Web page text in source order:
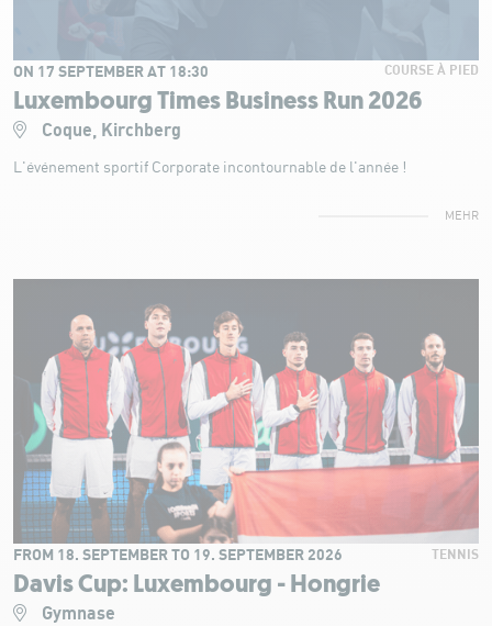
ON 17 SEPTEMBER AT 18:30 COURSE À PIED
Luxembourg Times Business Run 2026
Coque, Kirchberg
L'événement sportif Corporate incontournable de l'année !
MEHR
FROM 18. SEPTEMBER TO 19. SEPTEMBER 2026 TENNIS
Davis Cup: Luxembourg - Hongrie
Gymnase